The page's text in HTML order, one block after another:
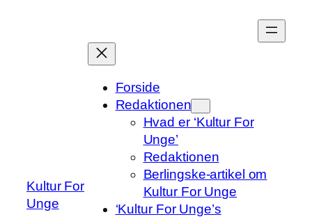
Kultur For
Unge
Forside
Redaktionen
Hvad er ‘Kultur For
Unge’
Redaktionen
Berlingske-artikel om
Kultur For Unge
‘Kultur For Unge’s